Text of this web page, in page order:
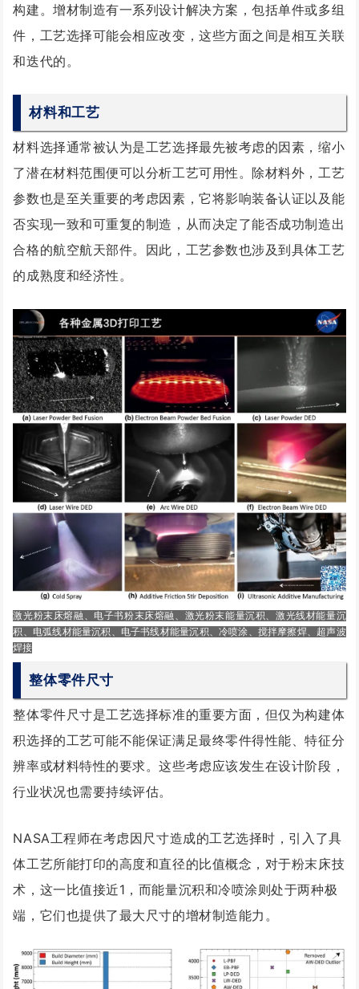
构建。增材制造有一系列设计解决方案，包括单件或多组
件，工艺选择可能会相应改变，这些方面之间是相互关联
和迭代的。
材料和工艺
材料选择通常被认为是工艺选择最先被考虑的因素，缩小
了潜在材料范围便可以分析工艺可用性。除材料外，工艺
参数也是至关重要的考虑因素，它将影响装备认证以及能
否实现一致和可重复的制造，从而决定了能否成功制造出
合格的航空航天部件。因此，工艺参数也涉及到具体工艺
的成熟度和经济性。
激光粉末床熔融、电子书粉末床熔融、激光粉末能量沉积、激光线材能量沉
积、电弧线材能量沉积、电子书线材能量沉积、冷喷涂、搅拌摩擦焊、超声波
焊接
整体零件尺寸
整体零件尺寸是工艺选择标准的重要方面，但仅为构建体
积选择的工艺可能不能保证满足最终零件得性能、特征分
辨率或材料特性的要求。这些考虑应该发生在设计阶段，
行业状况也需要持续评估。
NASA工程师在考虑因尺寸造成的工艺选择时，引入了具
体工艺所能打印的高度和直径的比值概念，对于粉末床技
术，这一比值接近1，而能量沉积和冷喷涂则处于两种极
端，它们也提供了最大尺寸的增材制造能力。